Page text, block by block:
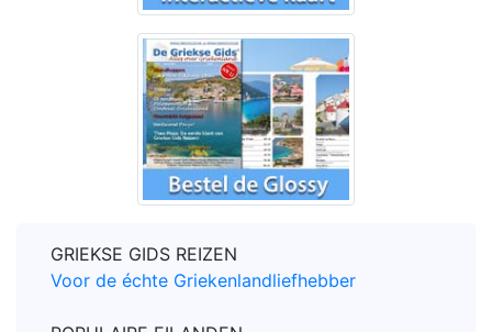
GRIEKSE GIDS REIZEN
Voor de échte Griekenlandliefhebber